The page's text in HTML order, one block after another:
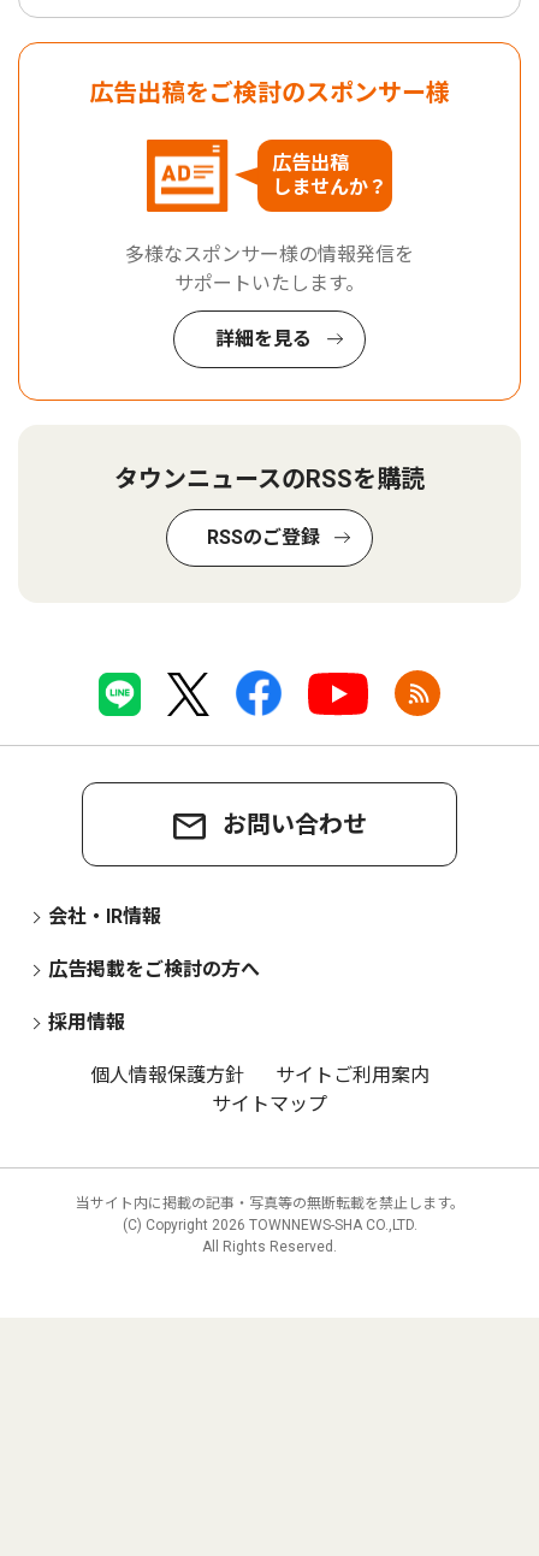
広告出稿をご検討のスポンサー様
広告出稿
しませんか？
多様なスポンサー様の情報発信を
サポートいたします。
詳細を見る
タウンニュースのRSSを購読
RSSのご登録
お問い合わせ
会社・IR情報
広告掲載をご検討の方へ
採用情報
個人情報保護方針
サイトご利用案内
サイトマップ
当サイト内に掲載の記事・写真等の無断転載を禁止します。
(C) Copyright 2026 TOWNNEWS-SHA CO.,LTD.
All Rights Reserved.